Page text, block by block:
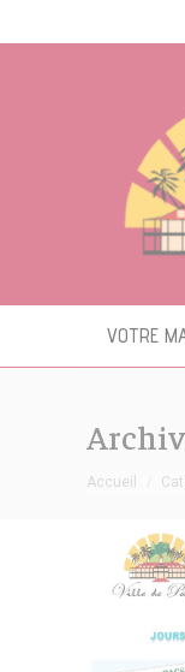
VOTRE
Vous êtes ici
Accueil